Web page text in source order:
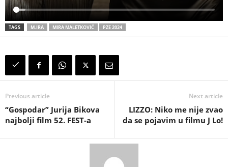
TAGS M.IRA MIRA MALETKOVIĆ PZE 2024
Previous article
“Gospodar” Jurija Bikova
najbolji film 52. FEST-a
Next article
LIZZO: Niko me nije zvao
da se pojavim u filmu J Lo!